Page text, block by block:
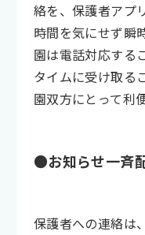
絡を、保護者アプ
時間を気にせず瞬
園は電話対応する
タイムに受け取る
園双方にとって利
●お知らせ一斉
保護者への連絡は